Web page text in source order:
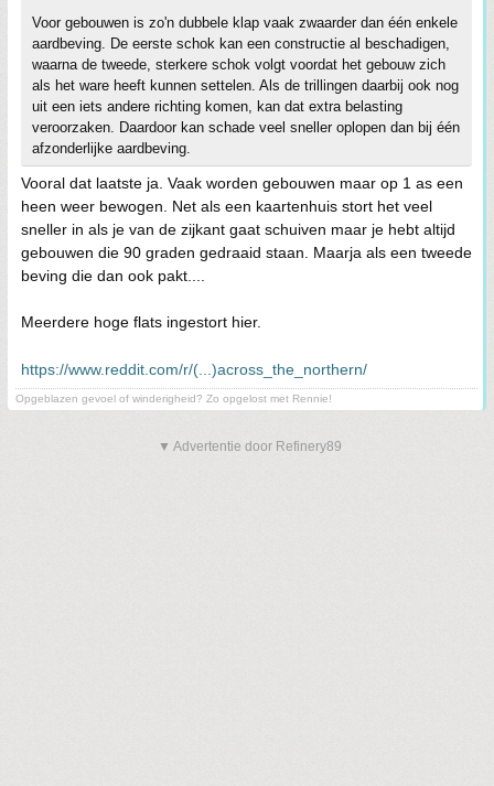
Voor gebouwen is zo'n dubbele klap vaak zwaarder dan één enkele
aardbeving. De eerste schok kan een constructie al beschadigen,
waarna de tweede, sterkere schok volgt voordat het gebouw zich
als het ware heeft kunnen settelen. Als de trillingen daarbij ook nog
uit een iets andere richting komen, kan dat extra belasting
veroorzaken. Daardoor kan schade veel sneller oplopen dan bij één
afzonderlijke aardbeving.
Vooral dat laatste ja. Vaak worden gebouwen maar op 1 as een
heen weer bewogen. Net als een kaartenhuis stort het veel
sneller in als je van de zijkant gaat schuiven maar je hebt altijd
gebouwen die 90 graden gedraaid staan. Maarja als een tweede
beving die dan ook pakt....
Meerdere hoge flats ingestort hier.
https://www.reddit.com/r/(...)across_the_northern/
Opgeblazen gevoel of winderigheid? Zo opgelost met Rennie!
▼ Advertentie door Refinery89